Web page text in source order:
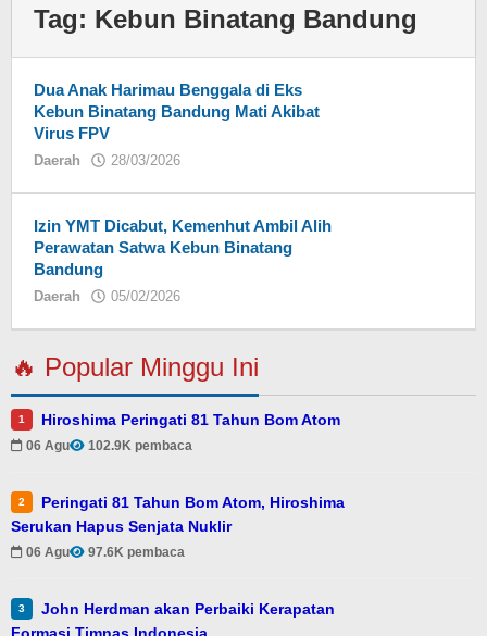
Tag: Kebun Binatang Bandung
Dua Anak Harimau Benggala di Eks
Kebun Binatang Bandung Mati Akibat
Virus FPV
Daerah 28/03/2026
Izin YMT Dicabut, Kemenhut Ambil Alih
Perawatan Satwa Kebun Binatang
Bandung
Daerah 05/02/2026
🔥 Popular Minggu Ini
1 Hiroshima Peringati 81 Tahun Bom Atom
06 Agu 102.9K pembaca
2
Peringati 81 Tahun Bom Atom, Hiroshima
Serukan Hapus Senjata Nuklir
06 Agu 97.6K pembaca
3
John Herdman akan Perbaiki Kerapatan
Formasi Timnas Indonesia